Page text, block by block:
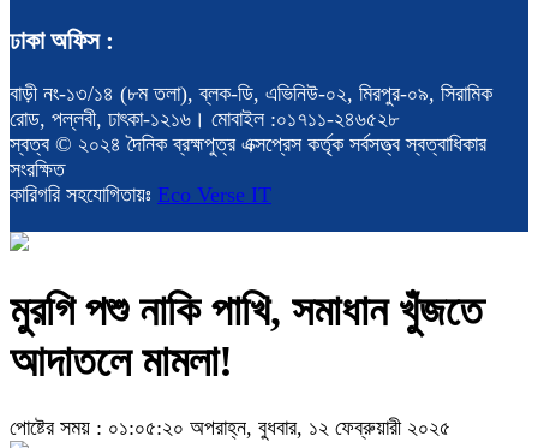
ঢাকা অফিস :
বাড়ী নং-১৩/১৪ (৮ম তলা), ব্লক-ডি, এভিনিউ-০২, মিরপুর-০৯, সিরামিক
রোড, পল্লবী, ঢাৎকা-১২১৬। মোবাইল :০১৭১১-২৪৬৫২৮
স্বত্ব © ২০২৪ দৈনিক ব্রহ্মপুত্র এক্সপ্রেস কর্তৃক সর্বসত্ত্ব স্বত্বাধিকার
সংরক্ষিত
কারিগরি সহযোগিতায়ঃ Eco Verse IT
মুরগি পশু নাকি পাখি, সমাধান খুঁজতে
আদাতলে মামলা!
পোষ্টের সময় : ০১:০৫:২০ অপরাহ্ন, বুধবার, ১২ ফেব্রুয়ারী ২০২৫